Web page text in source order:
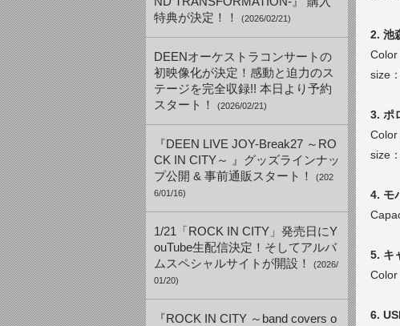
特典が決定！！
(2026/02/21)
DEENオーケストラコンサートの
初映像化が決定！感動と迫力のス
テージを完全収録!! 本日より予約
スタート！
(2026/02/21)
『DEEN LIVE JOY-Break27 ～RO
CK IN CITY～ 』グッズラインナッ
プ公開 & 事前通販スタート！
(202
6/01/16)
1/21「ROCK IN CITY」発売日にY
ouTube生配信決定！そしてアルバ
ムスペシャルサイトが開設！
(2026/
01/20)
『ROCK IN CITY ～band covers o
2. 池
Color
size
3. ポ
Color
size
4. モ
5. キ
Color
6.